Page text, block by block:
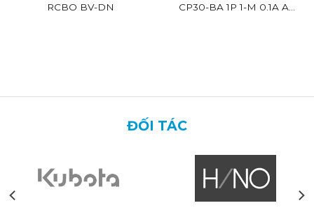
RCBO BV-DN
CP30-BA 1P 1-M 0.1A A
ĐỐI TÁC